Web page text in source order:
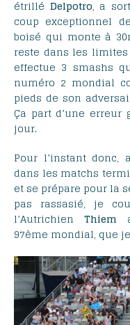
étrillé Delpotro, a
coup exceptionnel
boisé qui monte à
reste dans les
effectue 3 smashs
numéro 2 mondial
pieds de son
Ça part d’une
jour.
Pour l’instant donc,
dans les matchs
et se prépare pour la
pas rassasié, je
l’Autrichien Thiem
97ème mondial, que